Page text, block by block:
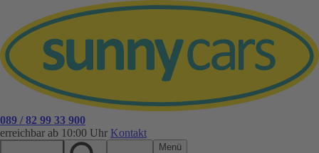
089 / 82 99 33 900
erreichbar ab 10:00 Uhr Kontakt
Menü